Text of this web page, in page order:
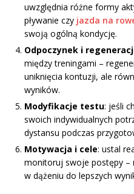
uwzględnia różne formy
pływanie czy jazda na
swoją ogólną kondycję.
Odpoczynek i
między treningami –
uniknięcia kontuzji, ale
wyników.
Modyfikacje testu: jeśli
swoich indywidualnych
dystansu podczas
Motywacja i cele: ustal
monitoruj swoje postępy –
w dążeniu do lepszych